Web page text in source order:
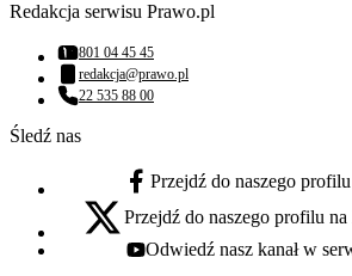
Redakcja serwisu Prawo.pl
Numer telefonu:
801 04 45 45
Adres email:
redakcja@prawo.pl
Numer telefonu:
22 535 88 00
Śledź nas
facebook - otwiera się w nowej karcie
Przejdź do naszego
x - otwiera się w nowej karcie
Przejdź do naszego profilu
youtube - otwiera się w nowej karcie
Odwiedź nasz kanał w